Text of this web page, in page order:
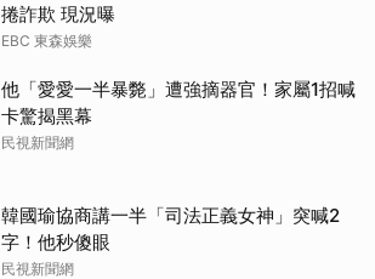
捲詐欺 現況曝
EBC 東森娛樂
他「愛愛一半暴斃」遭強摘器官！家屬1招喊
卡驚揭黑幕
民視新聞網
韓國瑜協商講一半「司法正義女神」突喊2
字！他秒傻眼
民視新聞網